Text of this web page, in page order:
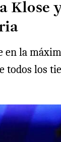
Klose
la
los